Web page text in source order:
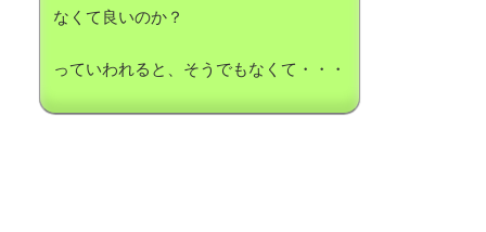
なくて良いのか？
っていわれると、そうでもなくて・・・